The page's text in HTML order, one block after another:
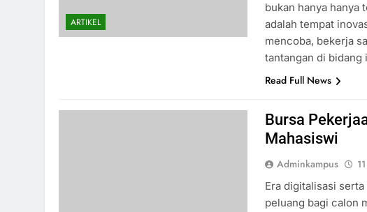
ARTIKEL
bukan hanya hanya
adalah tempat
mencoba, bekerja
tantangan di
Read Full News
Bursa
Mahasiswi
Adminkampus
Era digitalisasi
peluang bagi calon